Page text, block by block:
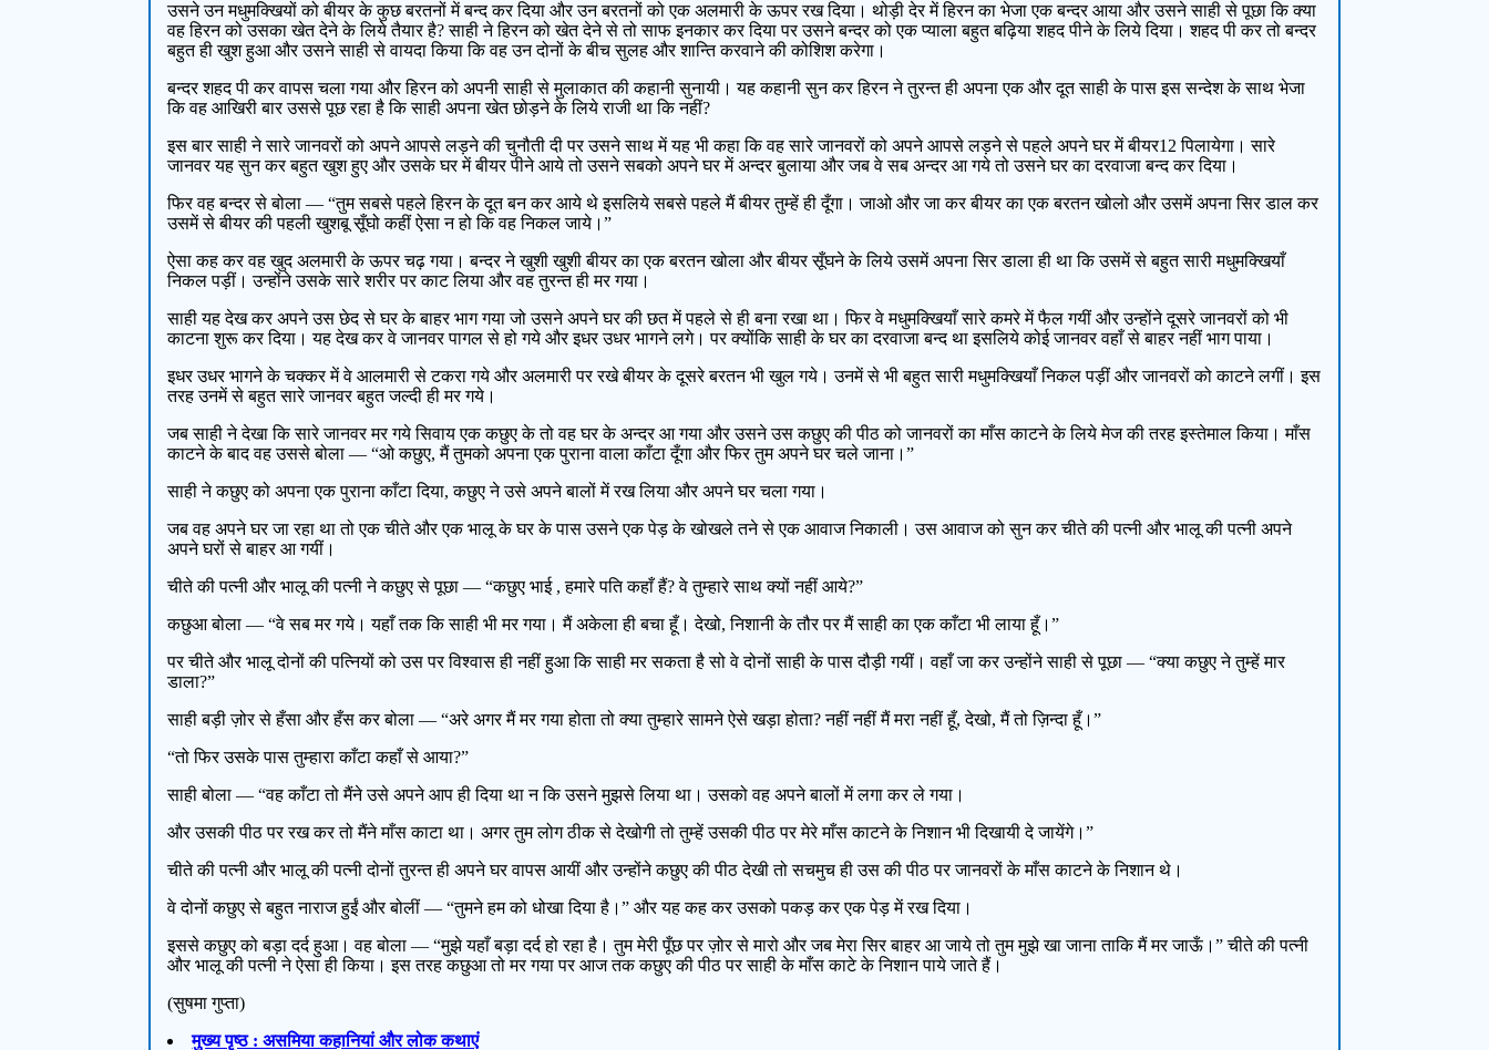
उसने उन मधुमक्खियों को बीयर के कुछ बरतनों में बन्द कर दिया और उन बरतनों को एक अलमारी के ऊपर रख दिया। थोड़ी देर में हिरन का भेजा एक बन्दर आया और उसने साही से पूछा कि क्या
वह हिरन को उसका खेत देने के लिये तैयार है? साही ने हिरन को खेत देने से तो साफ इनकार कर दिया पर उसने बन्दर को एक प्याला बहुत बढ़िया शहद पीने के लिये दिया। शहद पी कर तो बन्दर
बहुत ही खुश हुआ और उसने साही से वायदा किया कि वह उन दोनों के बीच सुलह और शान्ति करवाने की कोशिश करेगा।
बन्दर शहद पी कर वापस चला गया और हिरन को अपनी साही से मुलाकात की कहानी सुनायी। यह कहानी सुन कर हिरन ने तुरन्त ही अपना एक और दूत साही के पास इस सन्देश के साथ भेजा
कि वह आखिरी बार उससे पूछ रहा है कि साही अपना खेत छोड़ने के लिये राजी था कि नहीं?
इस बार साही ने सारे जानवरों को अपने आपसे लड़ने की चुनौती दी पर उसने साथ में यह भी कहा कि वह सारे जानवरों को अपने आपसे लड़ने से पहले अपने घर में बीयर12 पिलायेगा। सारे
जानवर यह सुन कर बहुत खुश हुए और उसके घर में बीयर पीने आये तो उसने सबको अपने घर में अन्दर बुलाया और जब वे सब अन्दर आ गये तो उसने घर का दरवाजा बन्द कर दिया।
फिर वह बन्दर से बोला — “तुम सबसे पहले हिरन के दूत बन कर आये थे इसलिये सबसे पहले मैं बीयर तुम्हें ही दूँगा। जाओ और जा कर बीयर का एक बरतन खोलो और उसमें अपना सिर डाल कर
उसमें से बीयर की पहली खुशबू सूँघो कहीं ऐसा न हो कि वह निकल जाये।”
ऐसा कह कर वह खुद अलमारी के ऊपर चढ़ गया। बन्दर ने खुशी खुशी बीयर का एक बरतन खोला और बीयर सूँघने के लिये उसमें अपना सिर डाला ही था कि उसमें से बहुत सारी मधुमक्खियाँ
निकल पड़ीं। उन्होंने उसके सारे शरीर पर काट लिया और वह तुरन्त ही मर गया।
साही यह देख कर अपने उस छेद से घर के बाहर भाग गया जो उसने अपने घर की छत में पहले से ही बना रखा था। फिर वे मधुमक्खियाँ सारे कमरे में फैल गयीं और उन्होंने दूसरे जानवरों को भी
काटना शुरू कर दिया। यह देख कर वे जानवर पागल से हो गये और इधर उधर भागने लगे। पर क्योंकि साही के घर का दरवाजा बन्द था इसलिये कोई जानवर वहाँ से बाहर नहीं भाग पाया।
इधर उधर भागने के चक्कर में वे आलमारी से टकरा गये और अलमारी पर रखे बीयर के दूसरे बरतन भी खुल गये। उनमें से भी बहुत सारी मधुमक्खियाँ निकल पड़ीं और जानवरों को काटने लगीं। इस
तरह उनमें से बहुत सारे जानवर बहुत जल्दी ही मर गये।
जब साही ने देखा कि सारे जानवर मर गये सिवाय एक कछुए के तो वह घर के अन्दर आ गया और उसने उस कछुए की पीठ को जानवरों का माँस काटने के लिये मेज की तरह इस्तेमाल किया। माँस
काटने के बाद वह उससे बोला — “ओ कछुए, मैं तुमको अपना एक पुराना वाला काँटा दूँगा और फिर तुम अपने घर चले जाना।”
साही ने कछुए को अपना एक पुराना काँटा दिया, कछुए ने उसे अपने बालों में रख लिया और अपने घर चला गया।
जब वह अपने घर जा रहा था तो एक चीते और एक भालू के घर के पास उसने एक पेड़ के खोखले तने से एक आवाज निकाली। उस आवाज को सुन कर चीते की पत्नी और भालू की पत्नी अपने
अपने घरों से बाहर आ गयीं।
चीते की पत्नी और भालू की पत्नी ने कछुए से पूछा — “कछुए भाई , हमारे पति कहाँ हैं? वे तुम्हारे साथ क्यों नहीं आये?”
कछुआ बोला — “वे सब मर गये। यहाँ तक कि साही भी मर गया। मैं अकेला ही बचा हूँ। देखो, निशानी के तौर पर मैं साही का एक काँटा भी लाया हूँ।”
पर चीते और भालू दोनों की पत्नियों को उस पर विश्वास ही नहीं हुआ कि साही मर सकता है सो वे दोनों साही के पास दौड़ी गयीं। वहाँ जा कर उन्होंने साही से पूछा — “क्या कछुए ने तुम्हें मार
डाला?”
साही बड़ी ज़ोर से हँसा और हँस कर बोला — “अरे अगर मैं मर गया होता तो क्या तुम्हारे सामने ऐसे खड़ा होता? नहीं नहीं मैं मरा नहीं हूँ, देखो, मैं तो ज़िन्दा हूँ।”
“तो फिर उसके पास तुम्हारा काँटा कहाँ से आया?”
साही बोला — “वह काँटा तो मैंने उसे अपने आप ही दिया था न कि उसने मुझसे लिया था। उसको वह अपने बालों में लगा कर ले गया।
और उसकी पीठ पर रख कर तो मैंने माँस काटा था। अगर तुम लोग ठीक से देखोगी तो तुम्हें उसकी पीठ पर मेरे माँस काटने के निशान भी दिखायी दे जायेंगे।”
चीते की पत्नी और भालू की पत्नी दोनों तुरन्त ही अपने घर वापस आयीं और उन्होंने कछुए की पीठ देखी तो सचमुच ही उस की पीठ पर जानवरों के माँस काटने के निशान थे।
वे दोनों कछुए से बहुत नाराज हुईं और बोलीं — “तुमने हम को धोखा दिया है।” और यह कह कर उसको पकड़ कर एक पेड़ में रख दिया।
इससे कछुए को बड़ा दर्द हुआ। वह बोला — “मुझे यहाँ बड़ा दर्द हो रहा है। तुम मेरी पूँछ पर ज़ोर से मारो और जब मेरा सिर बाहर आ जाये तो तुम मुझे खा जाना ताकि मैं मर जाऊँ।” चीते की पत्नी
और भालू की पत्नी ने ऐसा ही किया। इस तरह कछुआ तो मर गया पर आज तक कछुए की पीठ पर साही के माँस काटे के निशान पाये जाते हैं।
(सुषमा गुप्ता)
मुख्य पृष्ठ : असमिया कहानियां और लोक कथाएं